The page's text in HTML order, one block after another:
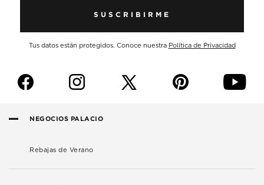
SUSCRIBIRME
Tus datos están protegidos. Conoce nuestra Política de Privacidad
f i p y
NEGOCIOS PALACIO
Rebajas de Verano